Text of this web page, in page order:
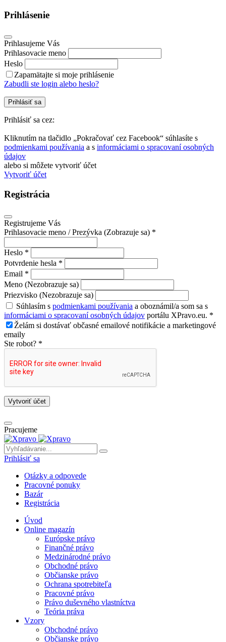
Prihlásenie
Prihlasujeme Vás
Prihlasovacie meno
Heslo
Zapamätajte si moje prihlásenie
Zabudli ste login alebo heslo?
Prihlásiť sa
Prihlásiť sa cez:
Kliknutím na tlačidlo „Pokračovať cez Facebook“ súhlasíte s
podmienkami používania a s informáciami o spracovaní osobných
údajov
alebo si môžete vytvoriť účet
Vytvoriť účet
Registrácia
Registrujeme Vás
Prihlasovacie meno / Prezývka (Zobrazuje sa) *
Heslo *
Potvrdenie hesla *
Email *
Meno (Nezobrazuje sa)
Priezvisko (Nezobrazuje sa)
Súhlasím s podmienkami používania a oboznámil/a som sa s
informáciami o spracovaní osobných údajov portálu XPravo.eu. *
Želám si dostávať občasné emailové notifikácie a marketingové
emaily
Ste robot? *
Vytvoriť účet
Pracujeme
Prihlásiť sa
Otázky a odpovede
Pracovné ponuky
Bazár
Registrácia
Úvod
Online magazín
Európske právo
Finančné právo
Medzinárodné právo
Obchodné právo
Občianske právo
Ochrana spotrebiteľa
Pracovné právo
Právo duševného vlastníctva
Teória práva
Vzory
Obchodné právo
Občianske právo